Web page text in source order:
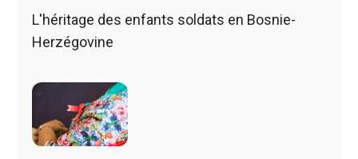
L'héritage des enfants soldats en Bosnie-
Herzégovine